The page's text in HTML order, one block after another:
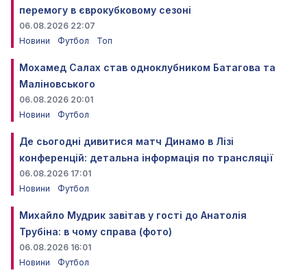
перемогу в єврокубковому сезоні
06.08.2026 22:07
Новини
Футбол Топ
Мохамед Салах став одноклубником Батагова та
Маліновського
06.08.2026 20:01
Новини
Футбол
Де сьогодні дивитися матч Динамо в Лізі
конференцій: детальна інформація по трансляції
06.08.2026 17:01
Новини
Футбол
Михайло Мудрик завітав у гості до Анатолія
Трубіна: в чому справа (фото)
06.08.2026 16:01
Новини
Футбол